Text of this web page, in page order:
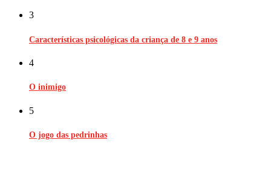
3
Características psicológicas da criança de 8 e 9 anos
4
O inimigo
5
O jogo das pedrinhas